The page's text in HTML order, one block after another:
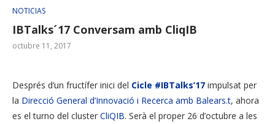
NOTICIAS
IBTalks´17 Conversam amb CliqIB
octubre 11, 2017
Després d’un fructífer inici del Cicle #IBTalks’17 impulsat per
la Direcció General d’Innovació i Recerca amb Balears.t, ahora
es el turno del cluster CliQIB. Serà el proper 26 d’octubre a les